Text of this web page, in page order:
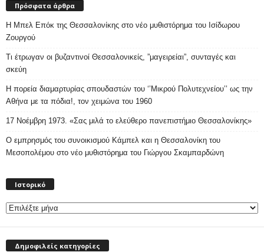
Πρόσφατα άρθρα
Η Μπελ Επόκ της Θεσσαλονίκης στο νέο μυθιστόρημα του Ισίδωρου
Ζουργού
Τι έτρωγαν οι βυζαντινοί Θεσσαλονικείς, ”μαγειρείαι”, συνταγές και
σκεύη
Η πορεία διαμαρτυρίας σπουδαστών του ‘’Μικρού Πολυτεχνείου’’ ως την
Αθήνα με τα πόδια!, τον χειμώνα του 1960
17 Νοέμβρη 1973. «Σας μιλά το ελεύθερο πανεπιστήμιο Θεσσαλονίκης»
Ο εμπρησμός του συνοικισμού Κάμπελ και η Θεσσαλονίκη του
Μεσοπολέμου στο νέο μυθιστόρημα του Γιώργου Σκαμπαρδώνη
Ιστορικό
Δημοφιλείς κατηγορίες